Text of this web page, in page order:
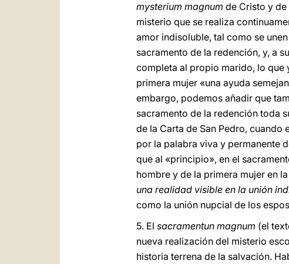
mysterium magnum de Cristo y
misterio que se realiza
amor indisoluble, tal como se
sacramento de la redención, y, a
completa al propio marido, lo que
primera mujer «una ayuda
embargo, podemos añadir que
sacramento de la redención toda
de la Carta de San Pedro,
por la palabra viva y permanente
que al «principio», en el
hombre y de la primera mujer en
una realidad visible en la unión
como la unión nupcial de los
5. El sacramentun magnum (el
nueva realización del misterio
historia terrena de la salvación.